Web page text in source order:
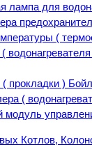
лампа для
(
водонагревателя
прокладки )
(
модуль
Котлов,